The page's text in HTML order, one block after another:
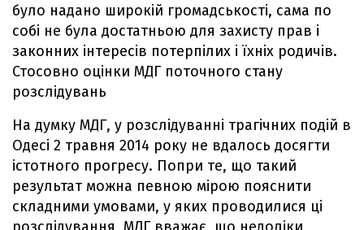
було надано широкій громадськості, сама по
собі не була достатньою для захисту прав і
законних інтересів потерпілих і їхніх родичів.
Стосовно оцінки МДГ поточного стану
розслідувань
На думку МДГ, у розслідуванні трагічних подій в
Одесі 2 травня 2014 року не вдалось досягти
істотного прогресу. Попри те, що такий
результат можна певною мірою пояснити
складними умовами, у яких проводилися ці